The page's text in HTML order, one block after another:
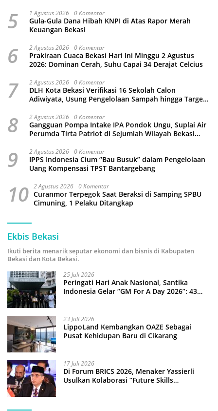
5 1 Agustus 2026 0 Komentar
Gula-Gula Dana Hibah KNPI di Atas Rapor Merah
Keuangan Bekasi
6 2 Agustus 2026 0 Komentar
Prakiraan Cuaca Bekasi Hari Ini Minggu 2 Agustus
2026: Dominan Cerah, Suhu Capai 34 Derajat Celcius
7 2 Agustus 2026 0 Komentar
DLH Kota Bekasi Verifikasi 16 Sekolah Calon
Adiwiyata, Usung Pengelolaan Sampah hingga Target
8 2 Agustus 2026 0 Komentar
Gangguan Pompa Intake IPA Pondok Ungu, Suplai Air
Perumda Tirta Patriot di Sejumlah Wilayah Bekasi
9 2 Agustus 2026 0 Komentar
IPPS Indonesia Cium “Bau Busuk” dalam Pengelolaan
Uang Kompensasi TPST Bantargebang
10 2 Agustus 2026 0 Komentar
Curanmor Terpegok Saat Beraksi di Samping SPBU
Cimuning, 1 Pelaku Ditangkap
Ekbis Bekasi
Ikuti berita menarik seputar ekonomi dan bisnis di Kabupaten
Bekasi dan Kota Bekasi.
25 Juli 2026
Peringati Hari Anak Nasional, Santika
Indonesia Gelar “GM For A Day 2026”: 43
23 Juli 2026
LippoLand Kembangkan OAZE Sebagai
Pusat Kehidupan Baru di Cikarang
17 Juli 2026
Di Forum BRICS 2026, Menaker Yassierli
Usulkan Kolaborasi “Future Skills